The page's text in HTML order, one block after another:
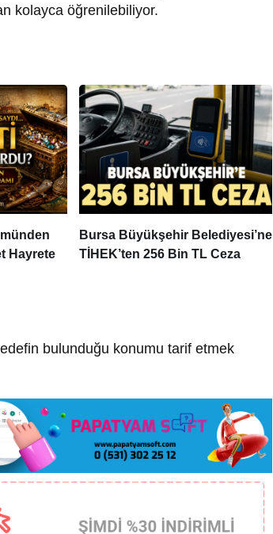
kolayca öğrenilebiliyor.
Hayrete
Bursa Büyükşehir Belediyesi’ne
TİHEK’ten 256 Bin TL Ceza
bulunduğu konumu tarif etmek